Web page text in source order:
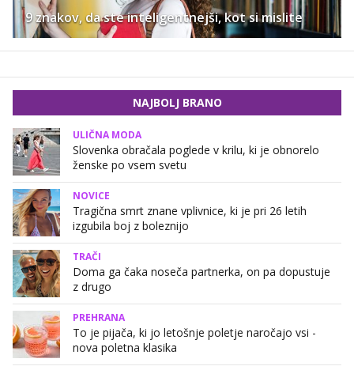
9 znakov, da ste inteligentnejši, kot si mislite
NAJBOLJ BRANO
ULIČNA MODA
Slovenka obračala poglede v krilu, ki je obnorelo
ženske po vsem svetu
NOVICE
Tragična smrt znane vplivnice, ki je pri 26 letih
izgubila boj z boleznijo
TRAČI
Doma ga čaka noseča partnerka, on pa dopustuje
z drugo
PREHRANA
To je pijača, ki jo letošnje poletje naročajo vsi -
nova poletna klasika